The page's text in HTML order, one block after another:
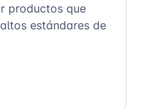
productos que
estándares de